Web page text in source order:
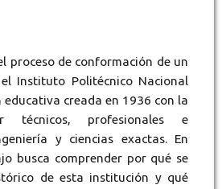
proceso de conformación de un
Instituto Politécnico Nacional
creada en 1936 con la
técnicos, profesionales e
y ciencias exactas. En
busca comprender por qué se
de esta institución y qué